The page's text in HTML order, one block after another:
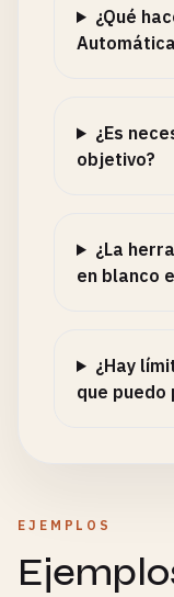
¿Qué
¿Es
objetivo?
¿La
en blanco
¿Hay
que puedo
EJEMPLOS